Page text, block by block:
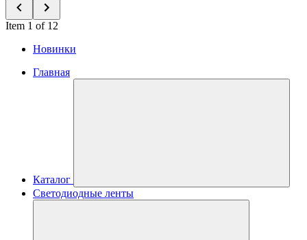
Item 1 of 12
Новинки
Главная
Каталог
Светодиодные ленты